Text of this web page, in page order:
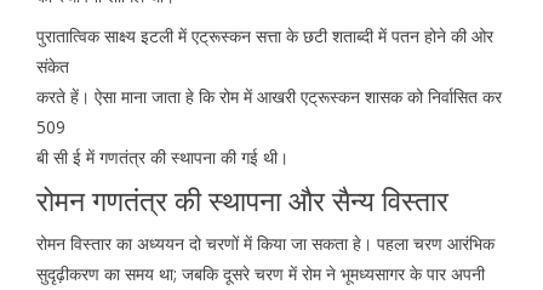
पुरातात्विक साक्ष्य इटली में एट्रूस्कन सत्ता के छटी शताब्दी में पतन होने की ओर
संकेत
करते हें। ऐसा माना जाता हे कि रोम में आखरी एट्रूस्कन शासक को निर्वासित कर
509
बी सी ई में गणतंत्र की स्थापना की गई थी।
रोमन गणतंत्र की स्थापना और सैन्य विस्तार
रोमन विस्तार का अध्ययन दो चरणों में किया जा सकता हे। पहला चरण आरंभिक
सुदृढ़ीकरण का समय था; जबकि दूसरे चरण में रोम ने भूमध्यसागर के पार अपनी